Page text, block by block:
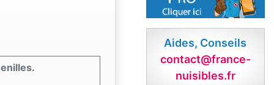
Aides, Conseils
contact@france-
nuisibles.fr